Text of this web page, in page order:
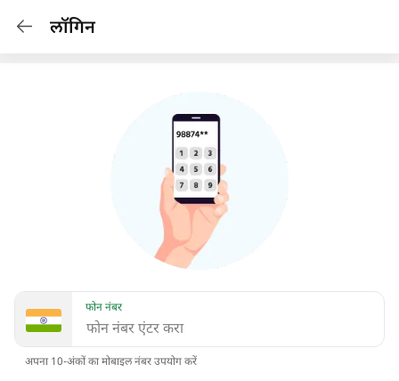
लॉगिन
फोन नंबर
अपना 10-अंकों का मोबाइल नंबर उपयोग करें